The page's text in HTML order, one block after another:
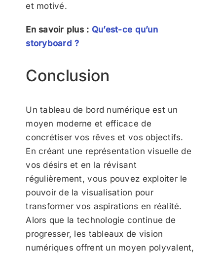
et motivé.
En savoir plus : Qu’est-ce qu’un
storyboard ?
Conclusion
Un tableau de bord numérique est un
moyen moderne et efficace de
concrétiser vos rêves et vos objectifs.
En créant une représentation visuelle de
vos désirs et en la révisant
régulièrement, vous pouvez exploiter le
pouvoir de la visualisation pour
transformer vos aspirations en réalité.
Alors que la technologie continue de
progresser, les tableaux de vision
numériques offrent un moyen polyvalent,